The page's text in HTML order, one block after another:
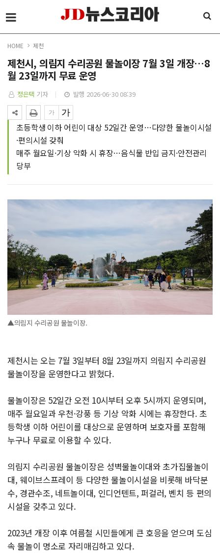
HOME 제천
제천시, 의림지 수리공원 물놀이장 7월 3일 개장…8
월 23일까지 무료 운영
정은택 기자 발행 2026-06-30 08:39
초등학생 이하 어린이 대상 52일간 운영…다양한 물놀이시설
·편의시설 갖춰
매주 월요일·기상 악화 시 휴장…음식물 반입 금지·안전관리
당부
▲의림지 수리공원 물놀이장.
제천시는 오는 7월 3일부터 8월 23일까지 의림지 수리공원
물놀이장을 운영한다고 밝혔다.
물놀이장은 52일간 오전 10시부터 오후 5시까지 운영되며,
매주 월요일과 우천·강풍 등 기상 악화 시에는 휴장한다. 초
등학생 이하 어린이를 대상으로 운영하며 보호자를 포함해
누구나 무료로 이용할 수 있다.
의림지 수리공원 물놀이장은 성벽물놀이대와 초가집물놀이
대, 웨이브스프레이 등 다양한 물놀이시설을 비롯해 바닥분
수, 경관수조, 네트놀이대, 인디언텐트, 퍼걸러, 벤치 등 편의
시설을 갖추고 있다.
2023년 개장 이후 여름철 시민들에게 큰 호응을 얻으며 도심
속 물놀이 명소로 자리매김하고 있다.